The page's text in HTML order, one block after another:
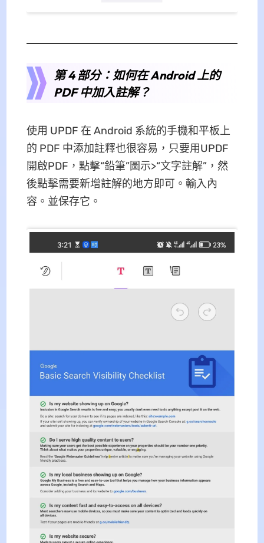
第 4 部分：如何在 Android 上的
PDF 中加入註解？
使用 UPDF 在 Android 系統的手機和平板上
的 PDF 中添加註釋也很容易，只要用UPDF
開啟PDF，點擊“鉛筆”圖示>“文字註解”，然
後點擊需要新增註解的地方即可。輸入內
容。並保存它。